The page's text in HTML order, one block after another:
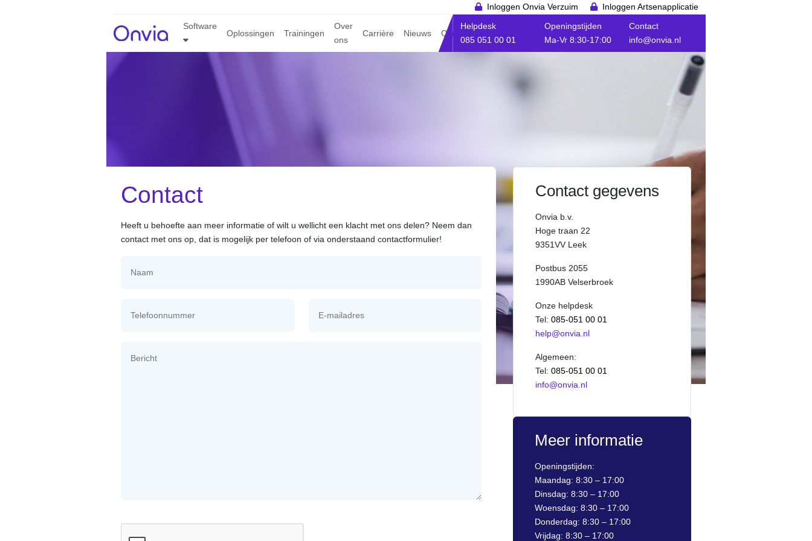
Inloggen Onvia Verzuim
Inloggen Artsenapplicatie
Software
Oplossingen Trainingen
Over
ons
Carrière Nieuws Contact
Helpdesk
085 051 00 01
Openingstijden
Ma-Vr 8:30-17:00
Contact
info@onvia.nl
Contact
Heeft u behoefte aan meer informatie of wilt u wellicht een klacht met ons delen? Neem dan
contact met ons op, dat is mogelijk per telefoon of via onderstaand contactformulier!
Contact gegevens
Onvia b.v.
Hoge traan 22
9351VV Leek
Postbus 2055
1990AB Velserbroek
Onze helpdesk
Tel:085-051 00 01
help@onvia.nl
Algemeen:
Tel:085-051 00 01
info@onvia.nl
Meer informatie
Openingstijden:
Maandag: 8:30 – 17:00
Dinsdag: 8:30 – 17:00
Woensdag: 8:30 – 17:00
Donderdag: 8:30 – 17:00
Vrijdag: 8:30 – 17:00